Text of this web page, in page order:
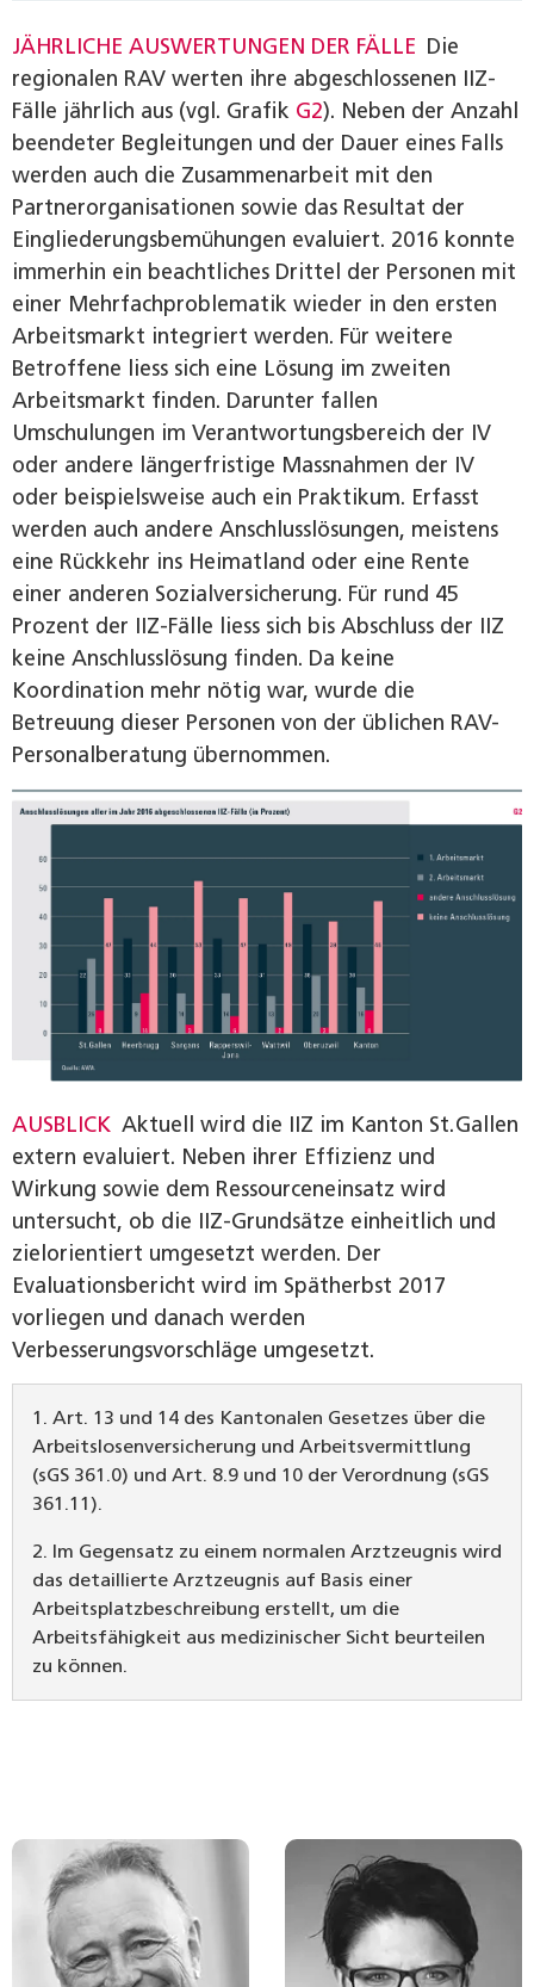
JÄHRLICHE AUSWERTUNGEN DER FÄLLE Die
regionalen RAV werten ihre abgeschlossenen IIZ-
Fälle jährlich aus (vgl. Grafik G2). Neben der Anzahl
beendeter Begleitungen und der Dauer eines Falls
werden auch die Zusammenarbeit mit den
Partnerorganisationen sowie das Resultat der
Eingliederungsbemühungen evaluiert. 2016 konnte
immerhin ein beachtliches Drittel der Personen mit
einer Mehrfachproblematik wieder in den ersten
Arbeitsmarkt integriert werden. Für weitere
Betroffene liess sich eine Lösung im zweiten
Arbeitsmarkt finden. Darunter fallen
Umschulungen im Verantwortungsbereich der IV
oder andere längerfristige Massnahmen der IV
oder beispielsweise auch ein Praktikum. Erfasst
werden auch andere Anschlusslösungen, meistens
eine Rückkehr ins Heimatland oder eine Rente
einer anderen Sozialversicherung. Für rund 45
Prozent der IIZ-Fälle liess sich bis Abschluss der IIZ
keine Anschlusslösung finden. Da keine
Koordination mehr nötig war, wurde die
Betreuung dieser Personen von der üblichen RAV-
Personalberatung übernommen.
AUSBLICK Aktuell wird die IIZ im Kanton St. Gallen
extern evaluiert. Neben ihrer Effizienz und
Wirkung sowie dem Ressourceneinsatz wird
untersucht, ob die IIZ-Grundsätze einheitlich und
zielorientiert umgesetzt werden. Der
Evaluationsbericht wird im Spätherbst 2017
vorliegen und danach werden
Verbesserungsvorschläge umgesetzt.
1. Art. 13 und 14 des Kantonalen Gesetzes über die
Arbeitslosenversicherung und Arbeitsvermittlung
(sGS 361.0) und Art. 8.9 und 10 der Verordnung (sGS
361.11).
2. Im Gegensatz zu einem normalen Arztzeugnis wird
das detaillierte Arztzeugnis auf Basis einer
Arbeitsplatzbeschreibung erstellt, um die
Arbeitsfähigkeit aus medizinischer Sicht beurteilen
zu können.